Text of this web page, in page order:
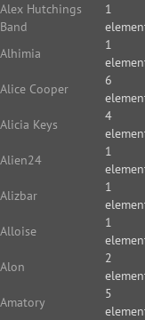
Alex Hutchings
Band
1
Alhimia
1
Alice Cooper
6
Alicia Keys
4
Alien24
1
Alizbar
1
Alloise
1
Alon
2
Amatory
5